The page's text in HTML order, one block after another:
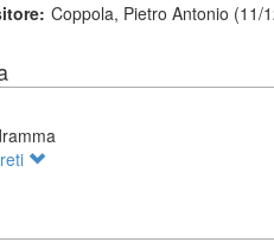
Coppola, Pietro Antonio (11/